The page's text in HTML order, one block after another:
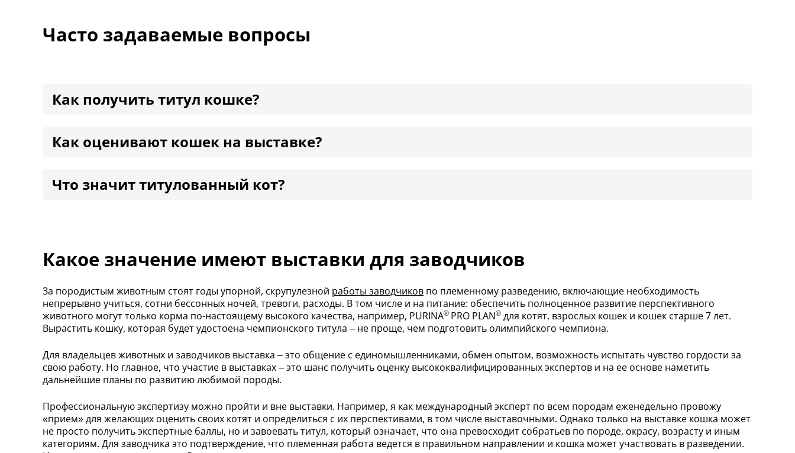
Часто задаваемые вопросы
Как получить титул кошке?
Как оценивают кошек на выставке?
Что значит титулованный кот?
Какое значение имеют выставки для заводчиков
За породистым животным стоят годы упорной, скрупулезной работы заводчиков по племенному разведению, включающие необходимость
непрерывно учиться, сотни бессонных ночей, тревоги, расходы. В том числе и на питание: обеспечить полноценное развитие перспективного
животного могут только корма по-настоящему высокого качества, например, PURINA® PRO PLAN® для котят, взрослых кошек и кошек старше 7 лет.
Вырастить кошку, которая будет удостоена чемпионского титула – не проще, чем подготовить олимпийского чемпиона.
Для владельцев животных и заводчиков выставка – это общение с единомышленниками, обмен опытом, возможность испытать чувство гордости за
свою работу. Но главное, что участие в выставках – это шанс получить оценку высококвалифицированных экспертов и на ее основе наметить
дальнейшие планы по развитию любимой породы.
Профессиональную экспертизу можно пройти и вне выставки. Например, я как международный эксперт по всем породам еженедельно провожу
«прием» для желающих оценить своих котят и определиться с их перспективами, в том числе выставочными. Однако только на выставке кошка может
не просто получить экспертные баллы, но и завоевать титул, который означает, что она превосходит собратьев по породе, окрасу, возрасту и иным
категориям. Для заводчика это подтверждение, что племенная работа ведется в правильном направлении и кошка может участвовать в разведении.